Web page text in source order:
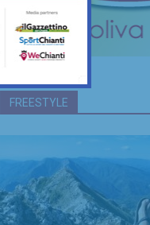
FREESTYLE